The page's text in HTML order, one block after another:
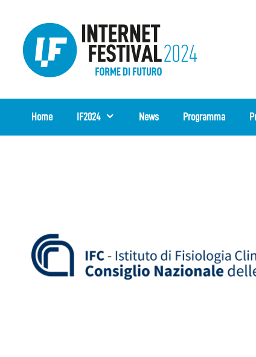
contenuto
Home IF2024 News Programma